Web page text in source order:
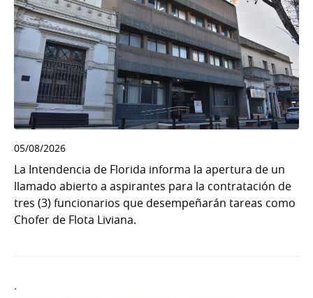
05/08/2026
La Intendencia de Florida informa la apertura de un
llamado abierto a aspirantes para la contratación de
tres (3) funcionarios que desempeñarán tareas como
Chofer de Flota Liviana.
.